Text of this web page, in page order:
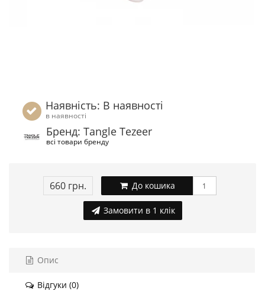
Наявність: В наявності
в наявності
Бренд: Tangle Tezeer
всі товари бренду
660 грн. До кошика
Замовити в 1 клік
Опис
Відгуки (0)